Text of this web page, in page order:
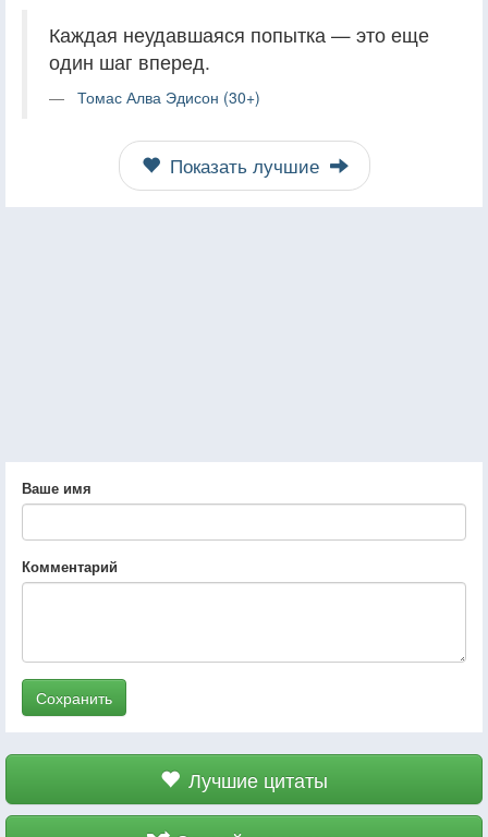
Каждая неудавшаяся попытка — это еще
один шаг вперед.
Томас Алва Эдисон (30+)
Показать лучшие
Ваше имя
Комментарий
Сохранить
Лучшие цитаты